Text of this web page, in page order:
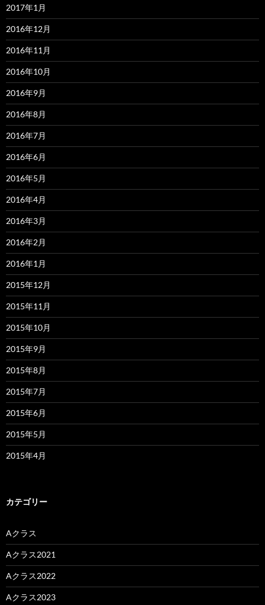
2017年1月
2016年12月
2016年11月
2016年10月
2016年9月
2016年8月
2016年7月
2016年6月
2016年5月
2016年4月
2016年3月
2016年2月
2016年1月
2015年12月
2015年11月
2015年10月
2015年9月
2015年8月
2015年7月
2015年6月
2015年5月
2015年4月
カテゴリー
Aクラス
Aクラス2021
Aクラス2022
Aクラス2023